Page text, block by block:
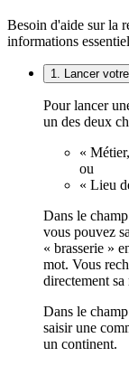
Besoin d'aide sur la
informations
1. Lancer
Pour lancer
un des deux
«
ou
« Lieu
Dans le
vous pouvez
« brasserie »
mot. Vous
directement
Dans le
saisir une
un continent.